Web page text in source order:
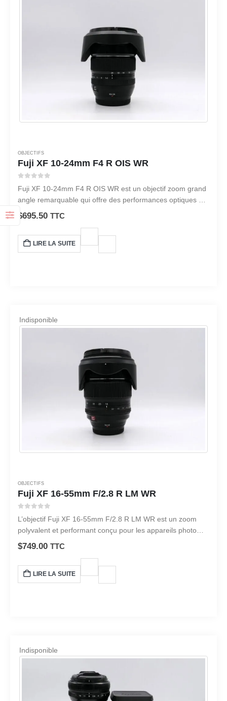
OBJECTIFS
Fuji XF 10-24mm F4 R OIS WR
Fuji XF 10-24mm F4 R OIS WR est un objectif zoom grand
angle remarquable qui offre des performances optiques et
une polyvalence supérieures.
$695.50 TTC
LIRE LA SUITE
Indisponible
OBJECTIFS
Fuji XF 16-55mm F/2.8 R LM WR
L’objectif Fuji XF 16-55mm F/2.8 R LM WR est un zoom
polyvalent et performant conçu pour les appareils photo
hybrides de la série X de Fujifilm.
$749.00 TTC
LIRE LA SUITE
Indisponible